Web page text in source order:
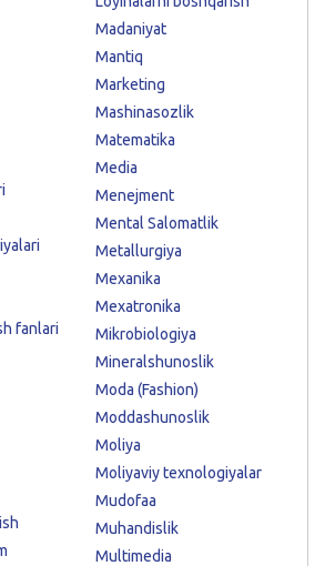
fanlari
Madaniyat
Mantiq
Marketing
Mashinasozlik
Matematika
Media
Menejment
Mental Salomatlik
Metallurgiya
Mexanika
Mexatronika
Mikrobiologiya
Mineralshunoslik
Moda (Fashion)
Moddashunoslik
Moliya
Moliyaviy texnologiyalar
Mudofaa
Muhandislik
Multimedia